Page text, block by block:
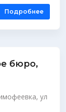
Подробнее
бюро,
ул